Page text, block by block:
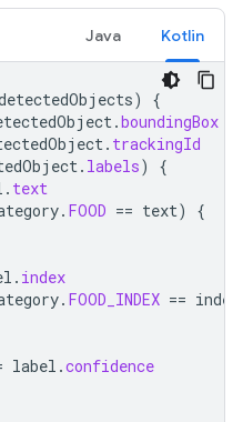
Kotlin
Java
)
{
.boundingBox
. trackingId
. labels)
{
. text
. FOOD == text)
{
. index
. FOOD_INDEX == index
label .confidence